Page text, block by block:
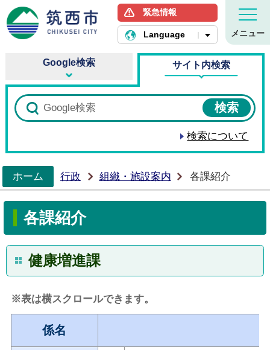
筑西市ホームページ
緊急情報
Language メニュー
Google検索 サイト内検索
検索について
ホーム
行政 組織・施設案内 各課紹介
各課紹介
健康増進課
※表は横スクロールできます。
係名